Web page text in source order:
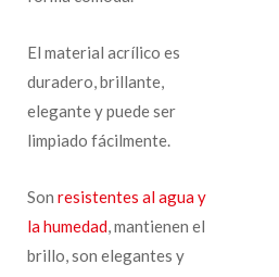
El material acrílico es
duradero, brillante,
elegante y puede ser
limpiado fácilmente.
Son resistentes al agua y
la humedad, mantienen el
brillo, son elegantes y